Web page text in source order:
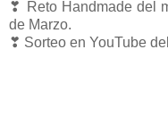
❣ Reto Handmade del
de Marzo.
❣ Sorteo en YouTube